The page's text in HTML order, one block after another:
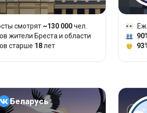
смотрят ~130 000чел.
жители Бреста и области
старше 18лет
Беларусь